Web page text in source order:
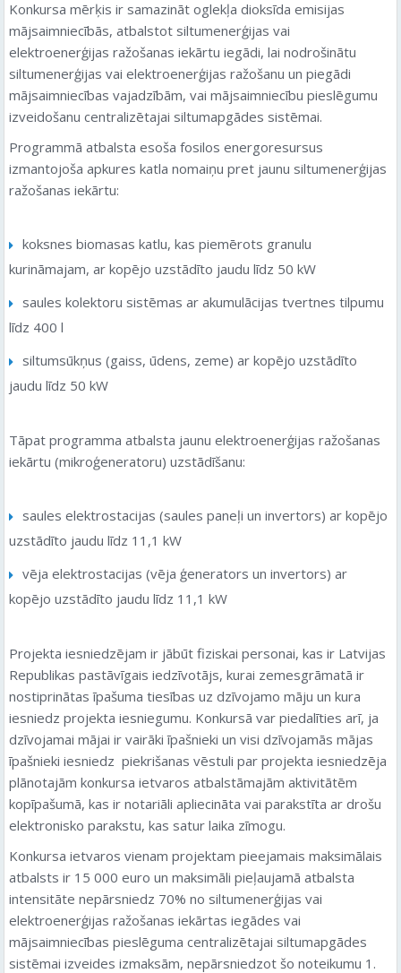
Konkursa mērķis ir samazināt oglekļa dioksīda emisijas
mājsaimniecībās, atbalstot siltumenerģijas vai
elektroenerģijas ražošanas iekārtu iegādi, lai nodrošinātu
siltumenerģijas vai elektroenerģijas ražošanu un piegādi
mājsaimniecības vajadzībām, vai mājsaimniecību pieslēgumu
izveidošanu centralizētajai siltumapgādes sistēmai.
Programmā atbalsta esoša fosilos energoresursus
izmantojoša apkures katla nomaiņu pret jaunu siltumenerģijas
ražošanas iekārtu:
koksnes biomasas katlu, kas piemērots granulu
kurināmajam, ar kopējo uzstādīto jaudu līdz 50 kW
saules kolektoru sistēmas ar akumulācijas tvertnes tilpumu
līdz 400 l
siltumsūkņus (gaiss, ūdens, zeme) ar kopējo uzstādīto
jaudu līdz 50 kW
Tāpat programma atbalsta jaunu elektroenerģijas ražošanas
iekārtu (mikroģeneratoru) uzstādīšanu:
saules elektrostacijas (saules paneļi un invertors) ar kopējo
uzstādīto jaudu līdz 11,1 kW
vēja elektrostacijas (vēja ģenerators un invertors) ar
kopējo uzstādīto jaudu līdz 11,1 kW
Projekta iesniedzējam ir jābūt fiziskai personai, kas ir Latvijas
Republikas pastāvīgais iedzīvotājs, kurai zemesgrāmatā ir
nostiprinātas īpašuma tiesības uz dzīvojamo māju un kura
iesniedz projekta iesniegumu. Konkursā var piedalīties arī, ja
dzīvojamai mājai ir vairāki īpašnieki un visi dzīvojamās mājas
īpašnieki iesniedz piekrišanas vēstuli par projekta iesniedzēja
plānotajām konkursa ietvaros atbalstāmajām aktivitātēm
kopīpašumā, kas ir notariāli apliecināta vai parakstīta ar drošu
elektronisko parakstu, kas satur laika zīmogu.
Konkursa ietvaros vienam projektam pieejamais maksimālais
atbalsts ir 15 000 euro un maksimāli pieļaujamā atbalsta
intensitāte nepārsniedz 70% no siltumenerģijas vai
elektroenerģijas ražošanas iekārtas iegādes vai
mājsaimniecības pieslēguma centralizētajai siltumapgādes
sistēmai izveides izmaksām, nepārsniedzot šo noteikumu 1.